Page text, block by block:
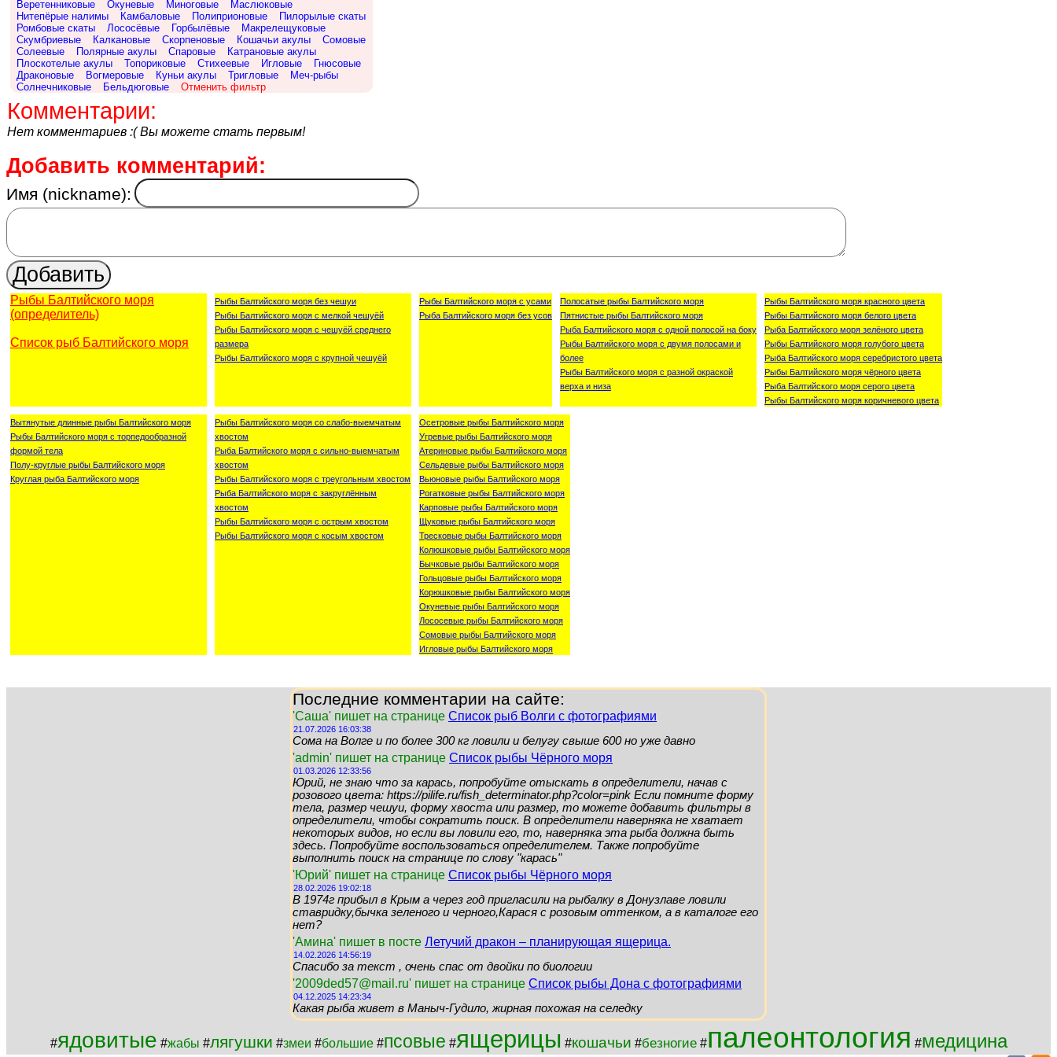
Веретенниковые
Окуневые Миноговые
Маслюковые
Нитепёрые налимы
Камбаловые Полиприоновые
Пилорылые скаты
Ромбовые скаты
Лососёвые Горбылёвые
Макрелещуковые
Скумбриевые
Калкановые Скорпеновые Кошачьи акулы
Сомовые
Солеевые
Полярные акулы Спаровые
Катрановые акулы
Плоскотелые акулы
Топориковые Стихеевые Игловые
Гнюсовые
Драконовые
Вогмеровые Куньи акулы Тригловые
Меч-рыбы
Солнечниковые
Бельдюговые Отменить фильтр
Комментарии:
Нет комментариев :( Вы можете стать первым!
Добавить комментарий:
Имя (nickname):
Рыбы Балтийского моря
(определитель)
Список рыб Балтийского моря
Рыбы Балтийского моря без чешуи
Рыбы Балтийского моря с мелкой чешуёй
Рыбы Балтийского моря с чешуёй среднего
размера
Рыбы Балтийского моря с крупной чешуёй
Рыбы Балтийского моря с усами
Рыба Балтийского моря без усов
Полосатые рыбы Балтийского моря
Пятнистые рыбы Балтийского моря
Рыба Балтийского моря с одной полосой на боку
Рыбы Балтийского моря с двумя полосами и
более
Рыбы Балтийского моря с разной окраской
верха и низа
Рыбы Балтийского моря красного цвета
Рыбы Балтийского моря белого цвета
Рыба Балтийского моря зелёного цвета
Рыбы Балтийского моря голубого цвета
Рыба Балтийского моря серебристого цвета
Рыбы Балтийского моря чёрного цвета
Рыба Балтийского моря серого цвета
Рыбы Балтийского моря коричневого цвета
Вытянутые длинные рыбы Балтийского моря
Рыбы Балтийского моря с торпедообразной
формой тела
Полу-круглые рыбы Балтийского моря
Круглая рыба Балтийского моря
Рыбы Балтийского моря со слабо-выемчатым
хвостом
Рыба Балтийского моря с сильно-выемчатым
хвостом
Рыбы Балтийского моря с треугольным хвостом
Рыба Балтийского моря с закруглённым
хвостом
Рыбы Балтийского моря с острым хвостом
Рыбы Балтийского моря с косым хвостом
Осетровые рыбы Балтийского моря
Угревые рыбы Балтийского моря
Атериновые рыбы Балтийского моря
Сельдевые рыбы Балтийского моря
Вьюновые рыбы Балтийского моря
Рогатковые рыбы Балтийского моря
Карповые рыбы Балтийского моря
Щуковые рыбы Балтийского моря
Тресковые рыбы Балтийского моря
Колюшковые рыбы Балтийского моря
Бычковые рыбы Балтийского моря
Гольцовые рыбы Балтийского моря
Корюшковые рыбы Балтийского моря
Окуневые рыбы Балтийского моря
Лососевые рыбы Балтийского моря
Сомовые рыбы Балтийского моря
Игловые рыбы Балтийского моря
Последние комментарии на сайте:
'Саша' пишет на странице Список рыб Волги с фотографиями
21.07.2026 16:03:38
Сома на Волге и по более 300 кг ловили и белугу свыше 600 но уже давно
'admin' пишет на странице Список рыбы Чёрного моря
01.03.2026 12:33:56
Юрий, не знаю что за карась, попробуйте отыскать в определители, начав с
розового цвета: https://pilife.ru/fish_determinator.php?color=pink Если помните форму
тела, размер чешуи, форму хвоста или размер, то можете добавить фильтры в
определители, чтобы сократить поиск. В определители наверняка не хватает
некоторых видов, но если вы ловили его, то, наверняка эта рыба должна быть
здесь. Попробуйте воспользоваться определителем. Также попробуйте
выполнить поиск на странице по слову "карась"
'Юрий' пишет на странице Список рыбы Чёрного моря
28.02.2026 19:02:18
В 1974г прибыл в Крым а через год пригласили на рыбалку в Донузлаве ловили
ставридку,бычка зеленого и черного,Карася с розовым оттенком, а в каталоге его
нет?
'Амина' пишет в посте Летучий дракон – планирующая ящерица.
14.02.2026 14:56:19
Спасибо за текст , очень спас от двойки по биологии
'2009ded57@mail.ru' пишет на странице Список рыбы Дона с фотографиями
04.12.2025 14:23:34
Какая рыба живет в Маныч-Гудило, жирная похожая на селедку
#ядовитые #жабы #лягушки #змеи #большие#псовые #ящерицы #кошачьи #безногие#палеонтология #медицина